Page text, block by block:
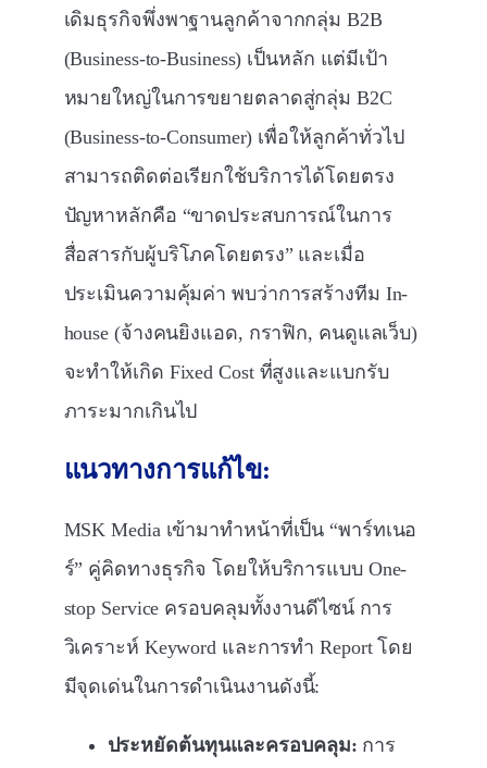
เดิมธุรกิจพึ่งพาฐานลูกค้าจากกลุ่ม B2B
(Business-to-Business) เป็นหลัก แต่มีเป้า
หมายใหญ่ในการขยายตลาดสู่กลุ่ม B2C
(Business-to-Consumer) เพื่อให้ลูกค้าทั่วไป
สามารถติดต่อเรียกใช้บริการได้โดยตรง
ปัญหาหลักคือ “ขาดประสบการณ์ในการ
สื่อสารกับผู้บริโภคโดยตรง” และเมื่อ
ประเมินความคุ้มค่า พบว่าการสร้างทีม In-
house (จ้างคนยิงแอด, กราฟิก, คนดูแลเว็บ)
จะทำให้เกิด Fixed Cost ที่สูงและแบกรับ
ภาระมากเกินไป
แนวทางการแก้ไข:
MSK Media เข้ามาทำหน้าที่เป็น “พาร์ทเนอ
ร์” คู่คิดทางธุรกิจ โดยให้บริการแบบ One-
stop Service ครอบคลุมทั้งงานดีไซน์ การ
วิเคราะห์ Keyword และการทำ Report โดย
มีจุดเด่นในการดำเนินงานดังนี้:
ประหยัดต้นทุนและครอบคลุม: การ